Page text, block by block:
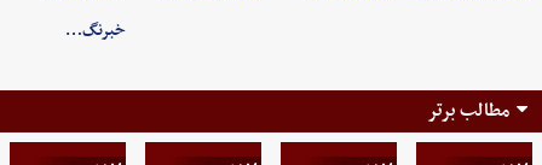
خبرنگ…
مطالب برتر